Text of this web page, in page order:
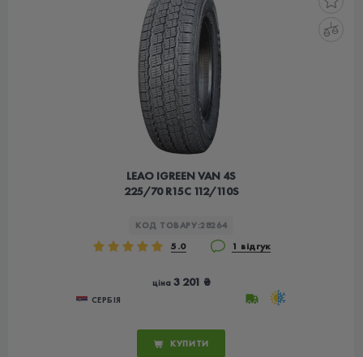
LEAO IGREEN VAN 4S
225/70 R15C 112/110S
КОД ТОВАРУ:28264
5.0 1 відгук
ціна3 201 ₴
СЕРБІЯ
КУПИТИ